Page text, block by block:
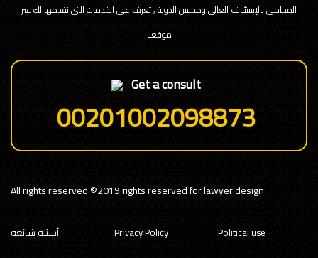
المحامي بالإستئناف العالى ومجلس الدولة , تعرف على الخدمات التى نقدمها لك عبر
موقعنا
Get a consult
00201002098873
All rights reserved©2019 rights reserved for lawyer design
أسئلة شائعة Privacy Policy Political use